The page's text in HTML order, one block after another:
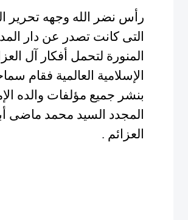
رأس نضر الله وجهه تحرير
التى كانت تصدر عن دار
المنورة لتحمل أفكار آل
الإسلامية العالمية فقام
بنشر جميع مؤلفات والده
المجدد السيد محمد ماضى
العزائم .